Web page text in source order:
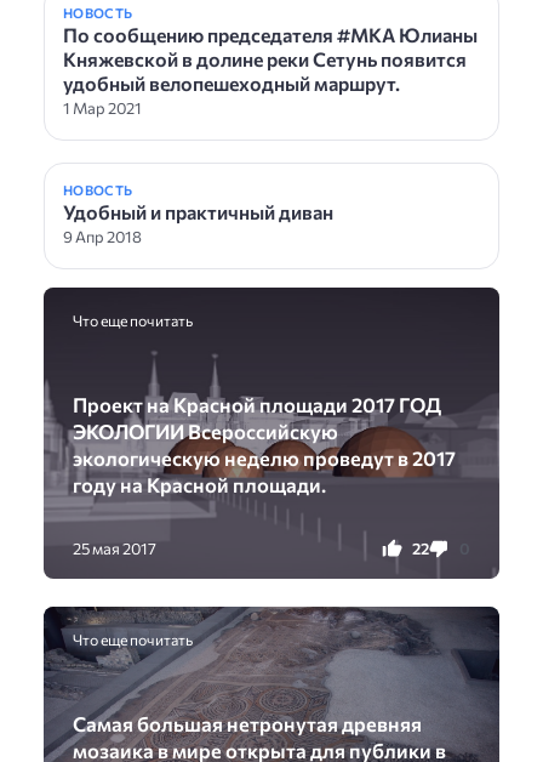
НОВОСТЬ
По сообщению председателя #МКА Юлианы
Княжевской в долине реки Сетунь появится
удобный велопешеходный маршрут.
1 Мар 2021
НОВОСТЬ
Удобный и практичный диван
9 Апр 2018
Что еще почитать
Проект на Красной площади 2017 ГОД
ЭКОЛОГИИ Всероссийскую
экологическую неделю проведут в 2017
году на Красной площади.
25 мая 2017 22
Что еще почитать
Самая большая нетронутая древняя
мозаика в мире открыта для публики в